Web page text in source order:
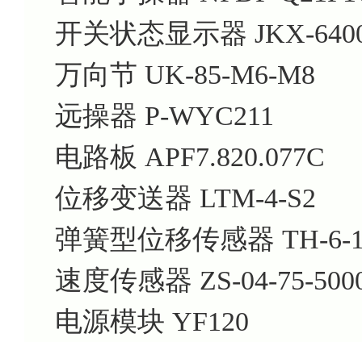
开关状态显示器 JKX-
万向节 UK-85-M6-M8
远操器 P-WYC211
电路板 APF7.820.077C
位移变送器 LTM-4-S2
弹簧型位移传感器 TH-6-
速度传感器 ZS-04-75-
电源模块 YF120